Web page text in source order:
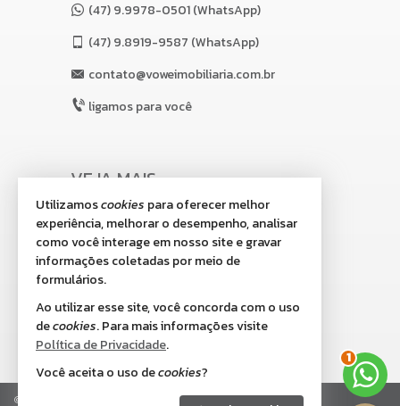
(47) 9.9978-0501 (WhatsApp)
(47)9.8919-9587 (WhatsApp)
contato@voweimobiliaria.com.br
ligamos para você
VEJA MAIS
receba nosso newsletter
indicadores financeiros
cadastre seu imóvel
imóveis favoritos
mapa de imóveis
© Política de Privacidade
2
Utilizamoscookies para oferecer melhor
experiência, melhorar o desempenho, analisar
como você interage em nosso site e gravar
informações coletadas por meio de
formulários.
Ao utilizar esse site, você concorda com o uso
decookies. Para mais informações visite
Política de Privacidade.
Você aceita o uso decookies?